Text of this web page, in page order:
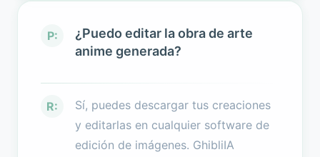
P:
¿Puedo editar la obra de arte
anime generada?
R:
Sí, puedes descargar tus creaciones
y editarlas en cualquier software de
edición de imágenes. GhibliIA